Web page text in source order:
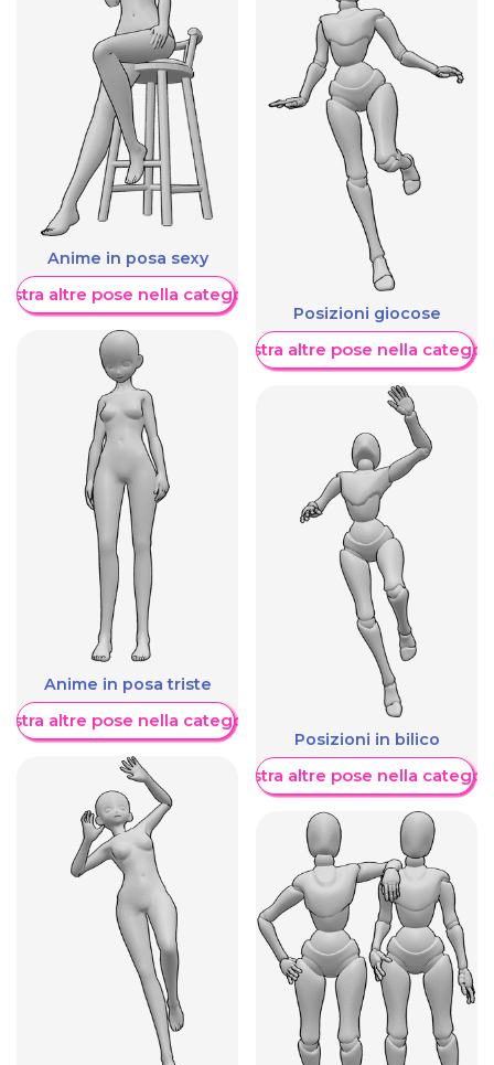
Anime in posa sexy
altre pose nella categoria
Anime in posa triste
altre pose nella categoria
Posizioni giocose
Mostra altre pose nella
Posizioni in bilico
Mostra altre pose nella